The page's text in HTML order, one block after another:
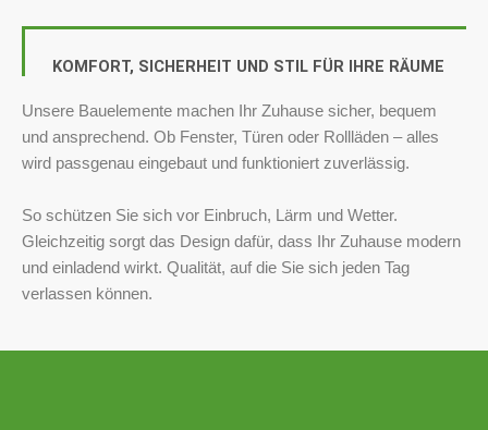
KOMFORT, SICHERHEIT UND STIL FÜR IHRE RÄUME
Unsere Bauelemente machen Ihr Zuhause sicher, bequem
und ansprechend. Ob Fenster, Türen oder Rollläden – alles
wird passgenau eingebaut und funktioniert zuverlässig.
So schützen Sie sich vor Einbruch, Lärm und Wetter.
Gleichzeitig sorgt das Design dafür, dass Ihr Zuhause modern
und einladend wirkt. Qualität, auf die Sie sich jeden Tag
verlassen können.